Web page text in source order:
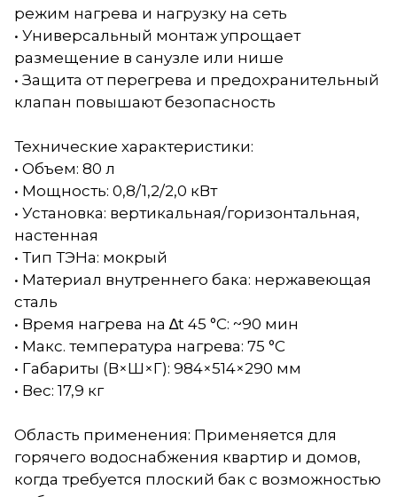
режим нагрева и нагрузку на сеть
• Универсальный монтаж упрощает
размещение в санузле или нише
• Защита от перегрева и предохранительный
клапан повышают безопасность
Технические характеристики:
• Объем: 80 л
• Мощность: 0,8/1,2/2,0 кВт
• Установка: вертикальная/горизонтальная,
настенная
• Тип ТЭНа: мокрый
• Материал внутреннего бака: нержавеющая
сталь
• Время нагрева на ∆t 45 °C: ~90 мин
• Макс. температура нагрева: 75 °C
• Габариты (В×Ш×Г): 984×514×290 мм
• Вес: 17,9 кг
Область применения: Применяется для
горячего водоснабжения квартир и домов,
когда требуется плоский бак с возможностью